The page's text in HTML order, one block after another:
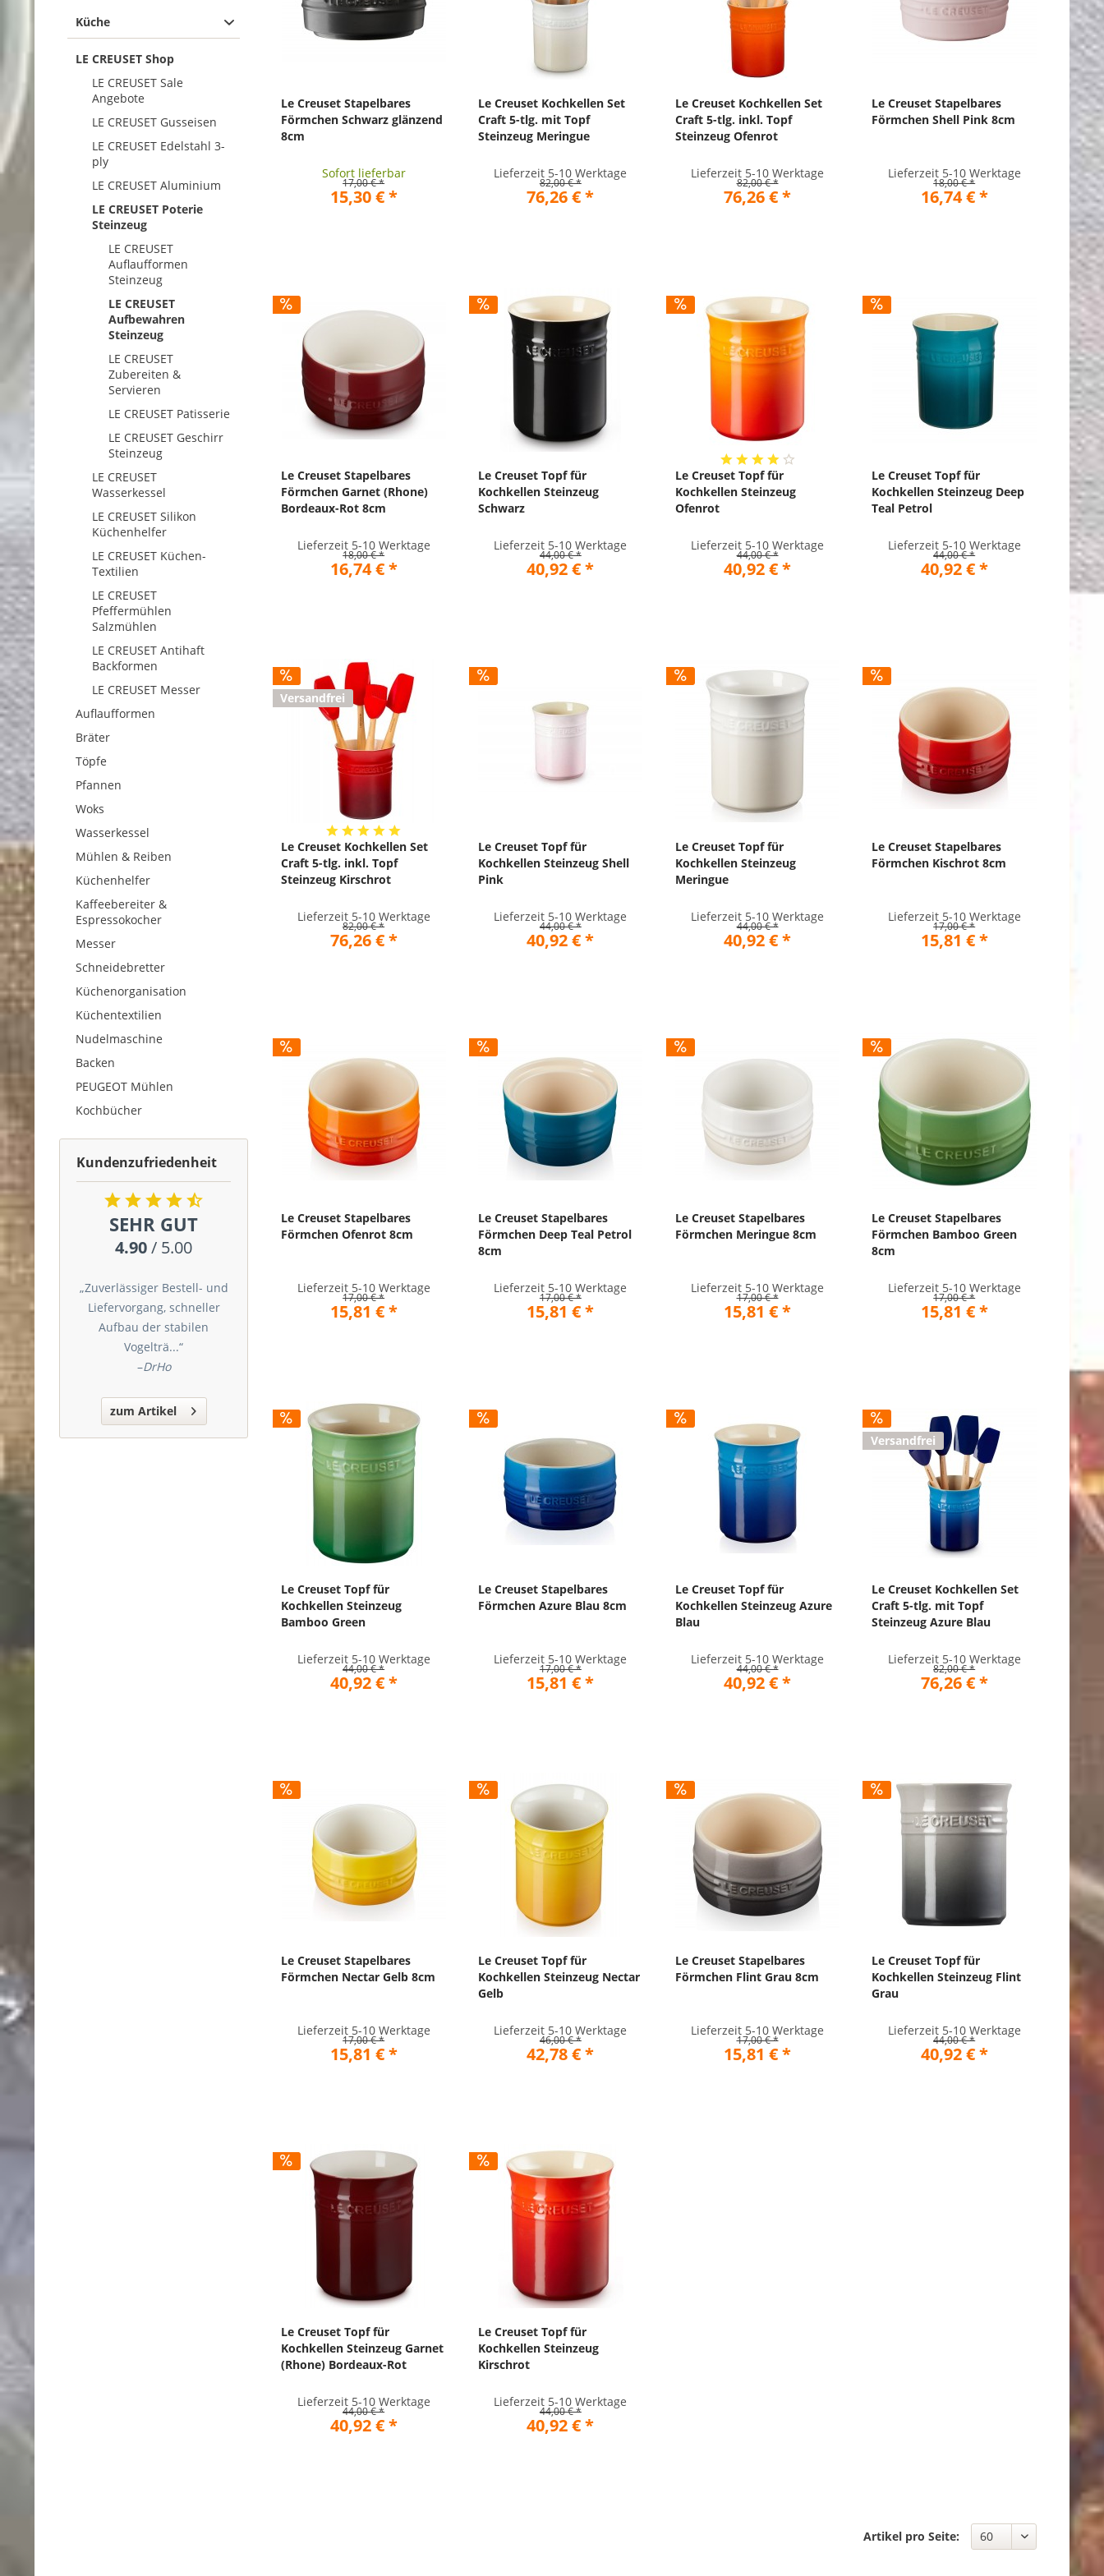
Kirschrot
Meringue
Nectar
Ofenrot
Rhône
Schwarz
Schwarz glänzend
Shell Pink
Küche
LE CREUSET Shop
LE CREUSET Sale
Angebote
LE CREUSET Gusseisen
LE CREUSET Edelstahl 3-
ply
LE CREUSET Aluminium
LE CREUSET Poterie
Steinzeug
LE CREUSET
Auflaufformen
Steinzeug
LE CREUSET
Aufbewahren
Steinzeug
LE CREUSET
Zubereiten &
Servieren
LE CREUSET Patisserie
LE CREUSET Geschirr
Steinzeug
LE CREUSET
Wasserkessel
LE CREUSET Silikon
Küchenhelfer
LE CREUSET Küchen-
Textilien
LE CREUSET
Pfeffermühlen
Salzmühlen
LE CREUSET Antihaft
Backformen
LE CREUSET Messer
Auflaufformen
Bräter
Töpfe
Pfannen
Woks
Wasserkessel
Mühlen & Reiben
Küchenhelfer
Kaffeebereiter &
Espressokocher
Messer
Schneidebretter
Küchenorganisation
Küchentextilien
Nudelmaschine
Backen
PEUGEOT Mühlen
Kochbücher
Kundenzufriedenheit
SEHR GUT
4.90/ 5.00
„Zuverlässiger Bestell- und
Liefervorgang, schneller
Aufbau der stabilen
Vogelträ...“
–DrHo
zum Artikel
Le Creuset Stapelbares
Förmchen Schwarz glänzend
8cm
Sofort lieferbar
17,00 € *
15,30 € *
Le Creuset Kochkellen Set
Craft 5-tlg. mit Topf
Steinzeug Meringue
Lieferzeit 5-10 Werktage
82,00 € *
76,26 € *
Le Creuset Kochkellen Set
Craft 5-tlg. inkl. Topf
Steinzeug Ofenrot
Lieferzeit 5-10 Werktage
82,00 € *
76,26 € *
Le Creuset Stapelbares
Förmchen Shell Pink 8cm
Lieferzeit 5-10 Werktage
18,00 € *
16,74 € *
Le Creuset Stapelbares
Förmchen Garnet (Rhone)
Bordeaux-Rot 8cm
Lieferzeit 5-10 Werktage
18,00 € *
16,74 € *
Le Creuset Topf für
Kochkellen Steinzeug
Schwarz
Lieferzeit 5-10 Werktage
44,00 € *
40,92 € *
Le Creuset Topf für
Kochkellen Steinzeug
Ofenrot
Lieferzeit 5-10 Werktage
44,00 € *
40,92 € *
Le Creuset Topf für
Kochkellen Steinzeug Deep
Teal Petrol
Lieferzeit 5-10 Werktage
44,00 € *
40,92 € *
Versandfrei
Le Creuset Kochkellen Set
Craft 5-tlg. inkl. Topf
Steinzeug Kirschrot
Lieferzeit 5-10 Werktage
82,00 € *
76,26 € *
Le Creuset Topf für
Kochkellen Steinzeug Shell
Pink
Lieferzeit 5-10 Werktage
44,00 € *
40,92 € *
Le Creuset Topf für
Kochkellen Steinzeug
Meringue
Lieferzeit 5-10 Werktage
44,00 € *
40,92 € *
Le Creuset Stapelbares
Förmchen Kischrot 8cm
Lieferzeit 5-10 Werktage
17,00 € *
15,81 € *
Le Creuset Stapelbares
Förmchen Ofenrot 8cm
Lieferzeit 5-10 Werktage
17,00 € *
15,81 € *
Le Creuset Stapelbares
Förmchen Deep Teal Petrol
8cm
Lieferzeit 5-10 Werktage
17,00 € *
15,81 € *
Le Creuset Stapelbares
Förmchen Meringue 8cm
Lieferzeit 5-10 Werktage
17,00 € *
15,81 € *
Le Creuset Stapelbares
Förmchen Bamboo Green
8cm
Lieferzeit 5-10 Werktage
17,00 € *
15,81 € *
Le Creuset Topf für
Kochkellen Steinzeug
Bamboo Green
Lieferzeit 5-10 Werktage
44,00 € *
40,92 € *
Le Creuset Stapelbares
Förmchen Azure Blau 8cm
Lieferzeit 5-10 Werktage
17,00 € *
15,81 € *
Le Creuset Topf für
Kochkellen Steinzeug Azure
Blau
Lieferzeit 5-10 Werktage
44,00 € *
40,92 € *
Versandfrei
Le Creuset Kochkellen Set
Craft 5-tlg. mit Topf
Steinzeug Azure Blau
Lieferzeit 5-10 Werktage
82,00 € *
76,26 € *
Le Creuset Stapelbares
Förmchen Nectar Gelb 8cm
Lieferzeit 5-10 Werktage
17,00 € *
15,81 € *
Le Creuset Topf für
Kochkellen Steinzeug Nectar
Gelb
Lieferzeit 5-10 Werktage
46,00 € *
42,78 € *
Le Creuset Stapelbares
Förmchen Flint Grau 8cm
Lieferzeit 5-10 Werktage
17,00 € *
15,81 € *
Le Creuset Topf für
Kochkellen Steinzeug Flint
Grau
Lieferzeit 5-10 Werktage
44,00 € *
40,92 € *
Le Creuset Topf für
Kochkellen Steinzeug Garnet
(Rhone) Bordeaux-Rot
Lieferzeit 5-10 Werktage
44,00 € *
40,92 € *
Le Creuset Topf für
Kochkellen Steinzeug
Kirschrot
Lieferzeit 5-10 Werktage
44,00 € *
40,92 € *
Artikel pro Seite: